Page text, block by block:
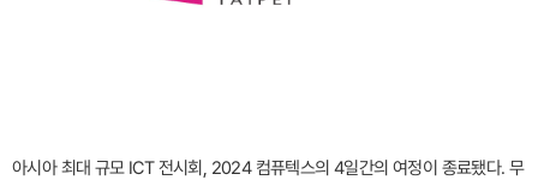
아시아 최대 규모 ICT 전시회, 2024 컴퓨텍스의 4일간의 여정이 종료됐다. 무